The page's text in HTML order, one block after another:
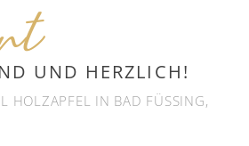
UND HERZLICH!
HOLZAPFEL IN BAD FÜSSING,